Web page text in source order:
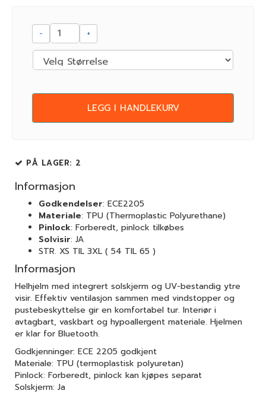
- +
LEGG I HANDLEKURV
PÅ LAGER: 2
Informasjon
Godkendelser: ECE2205
Materiale: TPU (Thermoplastic Polyurethane)
Pinlock: Forberedt, pinlock tilkøbes
Solvisir: JA
STR. XS TIL 3XL ( 54 TIL 65 )
Informasjon
Helhjelm med integrert solskjerm og UV-bestandig ytre
visir. Effektiv ventilasjon sammen med vindstopper og
pustebeskyttelse gir en komfortabel tur. Interiør i
avtagbart, vaskbart og hypoallergent materiale. Hjelmen
er klar for Bluetooth.
Godkjenninger: ECE 2205 godkjent
Materiale: TPU (termoplastisk polyuretan)
Pinlock: Forberedt, pinlock kan kjøpes separat
Solskjerm: Ja